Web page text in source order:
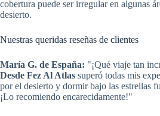
cobertura puede ser irregular en algunas
desierto.
Nuestras queridas reseñas de clientes
María G. de España: "¡Qué viaje tan
Desde Fez Al Atlas superó todas mis
por el desierto y dormir bajo las estrellas
¡Lo recomiendo encarecidamente!"